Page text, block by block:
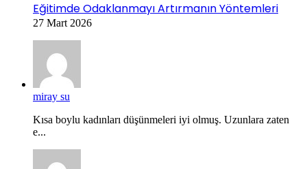
Eğitimde Odaklanmayı Artırmanın Yöntemleri
27 Mart 2026
miray su
Kısa boylu kadınları düşünmeleri iyi olmuş. Uzunlara zaten
e...